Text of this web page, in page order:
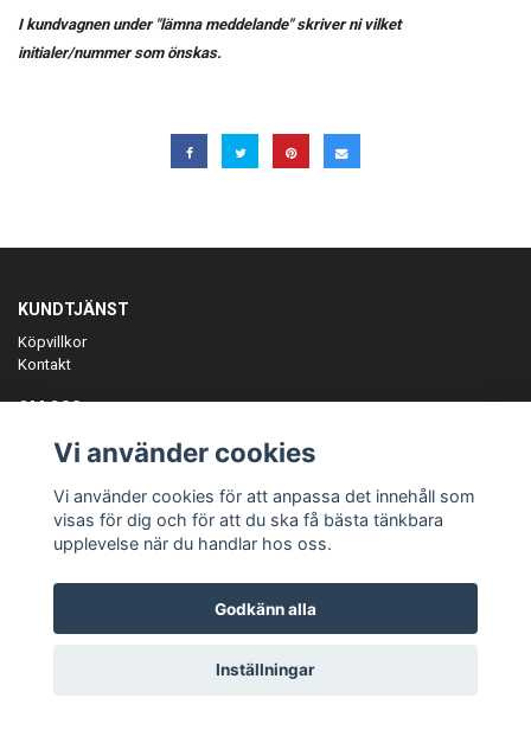
I kundvagnen under "lämna meddelande" skriver ni vilket
initialer/nummer som önskas.
KUNDTJÄNST
Köpvillkor
Kontakt
OM OSS
ANMÄL DIG TILL VÅRT NYHETSBREV
Prenumerera
© Copyright Teamgear
Vi använder cookies
Vi använder cookies för att anpassa det innehåll som
visas för dig och för att du ska få bästa tänkbara
upplevelse när du handlar hos oss.
Godkänn alla
Inställningar